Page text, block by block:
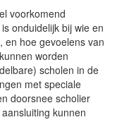
voorkomend
onduidelijk bij wie en
en hoe gevoelens van
worden
scholen in de
met speciale
doorsnee scholier
kunnen